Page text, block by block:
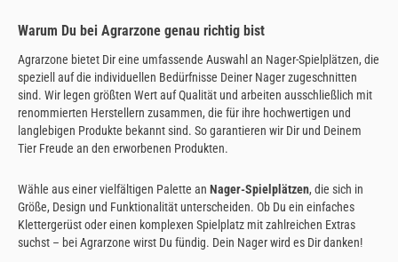
Warum Du bei Agrarzone genau richtig bist
Agrarzone bietet Dir eine umfassende Auswahl an Nager-Spielplätzen, die
speziell auf die individuellen Bedürfnisse Deiner Nager zugeschnitten
sind. Wir legen größten Wert auf Qualität und arbeiten ausschließlich mit
renommierten Herstellern zusammen, die für ihre hochwertigen und
langlebigen Produkte bekannt sind. So garantieren wir Dir und Deinem
Tier Freude an den erworbenen Produkten.
Wähle aus einer vielfältigen Palette an Nager-Spielplätzen, die sich in
Größe, Design und Funktionalität unterscheiden. Ob Du ein einfaches
Klettergerüst oder einen komplexen Spielplatz mit zahlreichen Extras
suchst – bei Agrarzone wirst Du fündig. Dein Nager wird es Dir danken!